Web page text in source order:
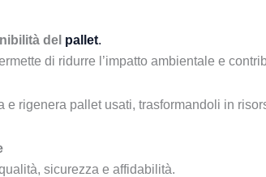
del pallet.
di ridurre l’impatto ambientale e
e rigenera pallet usati, trasformandoli in
sicurezza e affidabilità.